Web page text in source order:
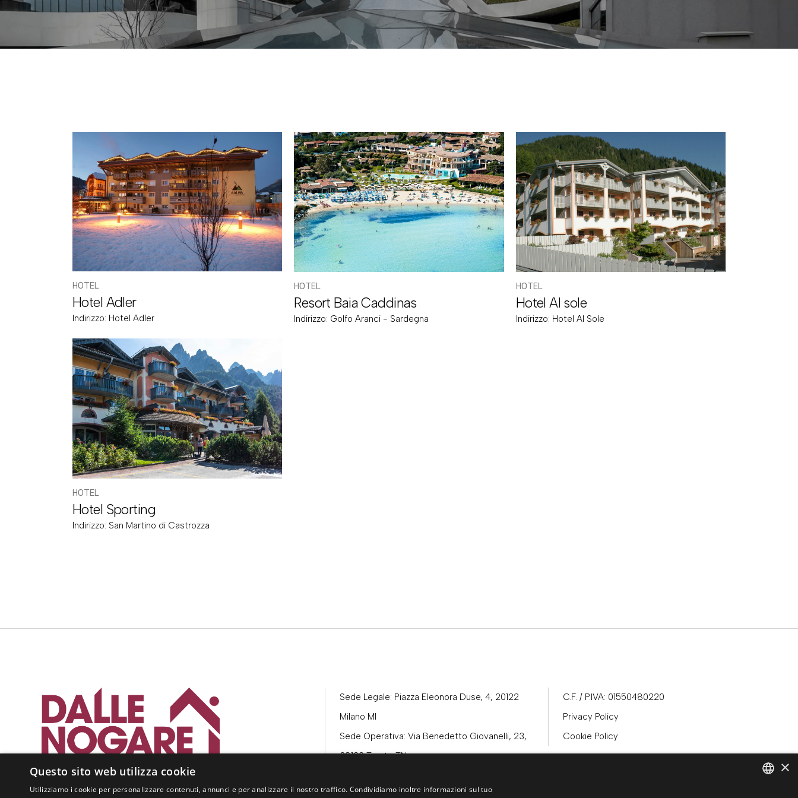
HOTEL
Hotel Adler
Indirizzo: Hotel Adler
HOTEL
Resort Baia Caddinas
Indirizzo: Golfo Aranci - Sardegna
HOTEL
Hotel Al sole
Indirizzo: Hotel Al Sole
HOTEL
Hotel Sporting
Indirizzo: San Martino di Castrozza
Sede Legale: Piazza Eleonora Duse, 4, 20122
Milano MI
Sede Operativa: Via Benedetto Giovanelli, 23,
38122 Trento TN
Email:info@dallenogare.it
C.F. / P.IVA: 01550480220
Privacy Policy
Cookie Policy
×
Questo sito web utilizza cookie
Utilizziamo i cookie per personalizzare contenuti, annunci e per analizzare il nostro traffico. Condividiamo inoltre informazioni sul tuo